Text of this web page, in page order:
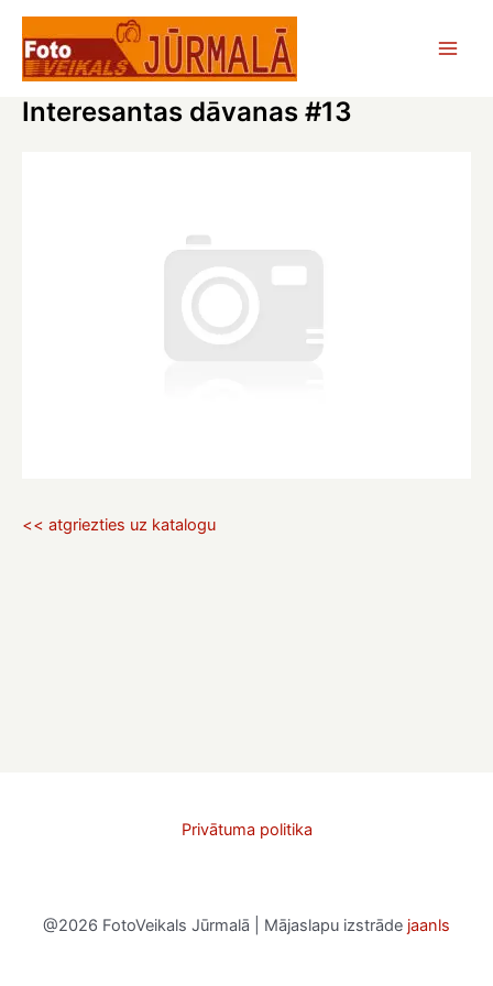
Skip
content
Interesantas dāvanas #13
<< atgriezties uz katalogu
Privātuma politika
@2026 FotoVeikals Jūrmalā | Mājaslapu izstrāde jaanls